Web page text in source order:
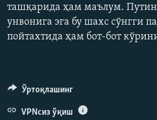
720p
ташқарида ҳам маълум.
унвонига эга бу шахс сўнгги
пойтахтида ҳам бот-бот
Ўртоқлашинг
VPNсиз ўқиш